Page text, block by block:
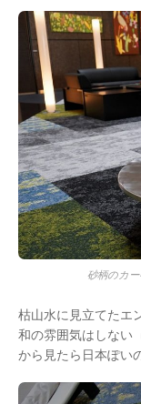
砂柄のカ
枯山水に見立てたエ
和の雰囲気はしない
から見たら日本ぽい